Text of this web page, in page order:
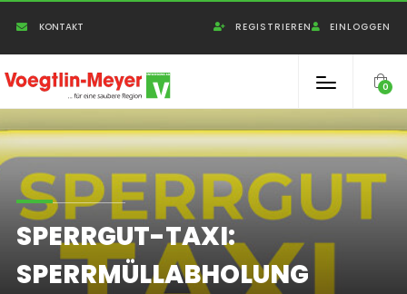
KONTAKT EINLOGGEN
REGISTRIEREN
0
SPERRGUT-TAXI:
SPERRMÜLLABHOLUNG